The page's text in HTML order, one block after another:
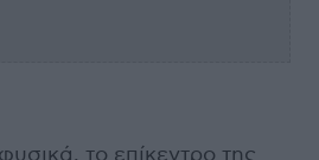
το επίκεντρο της